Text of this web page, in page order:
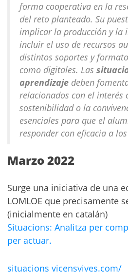
forma cooperativa en la
del reto planteado. Su
implicar la producción y la
incluir el uso de recursos
distintos soportes y
como digitales. Las
aprendizaje deben
relacionados con el interés
sostenibilidad o la
esenciales para que el
responder con eficacia a
Marzo 2022
Surge una iniciativa de una
LOMLOE que precisamente
(inicialmente en catalán)
Situacions: Analitza per
per actuar.
situacions vicensvives.com/